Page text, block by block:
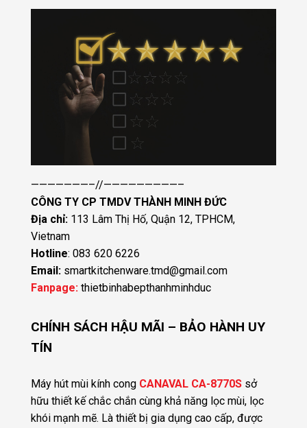
———————–//—————————–
CÔNG TY CP TMDV THÀNH MINH ĐỨC
Địa chỉ: 113 Lâm Thị Hố, Quận 12, TPHCM,
Vietnam
Hotline: 083 620 6226
Email: smartkitchenware.tmd@gmail.com
Fanpage: thietbinhabepthanhminhduc
CHÍNH SÁCH HẬU MÃI – BẢO HÀNH UY
TÍN
Máy hút mùi kính cong CANAVAL CA-8770S sở
hữu thiết kế chắc chắn cùng khả năng lọc mùi, lọc
khói mạnh mẽ. Là thiết bị gia dụng cao cấp, được